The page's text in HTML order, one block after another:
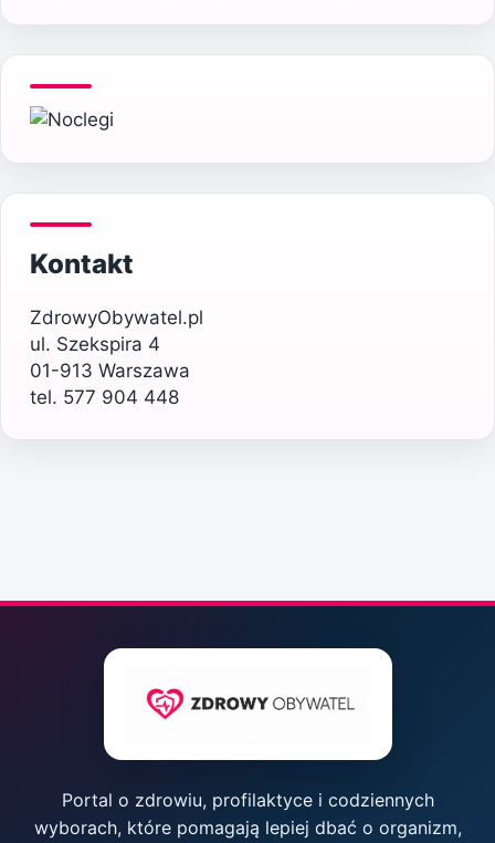
Kontakt
ZdrowyObywatel.pl
ul. Szekspira 4
01-913 Warszawa
tel. 577 904 448
Portal o zdrowiu, profilaktyce i codziennych
wyborach, które pomagają lepiej dbać o organizm,